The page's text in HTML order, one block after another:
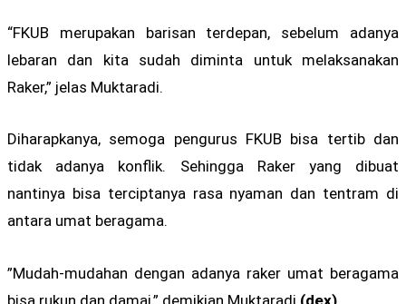
“FKUB merupakan barisan terdepan, sebelum adanya
lebaran dan kita sudah diminta untuk melaksanakan
Raker,” jelas Muktaradi.
Diharapkanya, semoga pengurus FKUB bisa tertib dan
tidak adanya konflik. Sehingga Raker yang dibuat
nantinya bisa terciptanya rasa nyaman dan tentram di
antara umat beragama.
”Mudah-mudahan dengan adanya raker umat beragama
bisa rukun dan damai,” demikian Muktaradi.(dex)